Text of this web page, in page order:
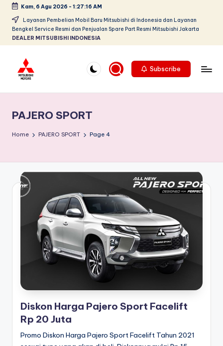
Skip
content
Kam, 6 Agu 2026 - 1:27:17 AM
Layanan Pembelian Mobil Baru Mitsubishi di Indonesia dan Layanan
Bengkel Service Resmi dan Penjualan Spare Part Resmi Mitsubishi Jakarta
DEALER MITSUBISHI INDONESIA
al
e
M
it
In
d
o
n
Jakarta
PT.
Srikandi
Pembelian
Tunai
Subscribe
PAJERO SPORT
Home PAJERO SPORT Page 4
Diskon Harga Pajero Sport Facelift
Rp 20 Juta
Promo Diskon Harga Pajero Sport Facelift Tahun 2021